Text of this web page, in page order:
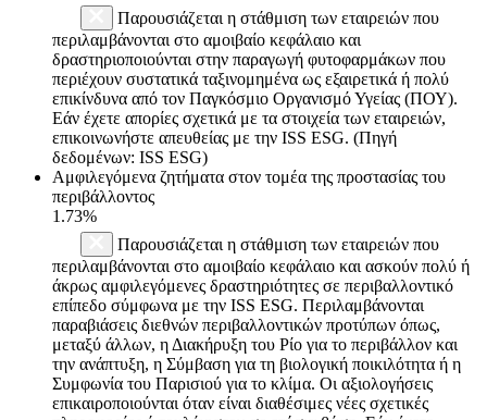
Παρουσιάζεται η στάθμιση των εταιρειών που
περιλαμβάνονται στο αμοιβαίο κεφάλαιο και
δραστηριοποιούνται στην παραγωγή φυτοφαρμάκων που
περιέχουν συστατικά ταξινομημένα ως εξαιρετικά ή πολύ
επικίνδυνα από τον Παγκόσμιο Οργανισμό Υγείας (ΠΟΥ).
Εάν έχετε απορίες σχετικά με τα στοιχεία των εταιρειών,
επικοινωνήστε απευθείας με την ISS ESG. (Πηγή
δεδομένων: ISS ESG)
Αμφιλεγόμενα ζητήματα στον τομέα της προστασίας του
περιβάλλοντος
1.73%
Παρουσιάζεται η στάθμιση των εταιρειών που
περιλαμβάνονται στο αμοιβαίο κεφάλαιο και ασκούν πολύ ή
άκρως αμφιλεγόμενες δραστηριότητες σε περιβαλλοντικό
επίπεδο σύμφωνα με την ISS ESG. Περιλαμβάνονται
παραβιάσεις διεθνών περιβαλλοντικών προτύπων όπως,
μεταξύ άλλων, η Διακήρυξη του Ρίο για το περιβάλλον και
την ανάπτυξη, η Σύμβαση για τη βιολογική ποικιλότητα ή η
Συμφωνία του Παρισιού για το κλίμα. Οι αξιολογήσεις
επικαιροποιούνται όταν είναι διαθέσιμες νέες σχετικές